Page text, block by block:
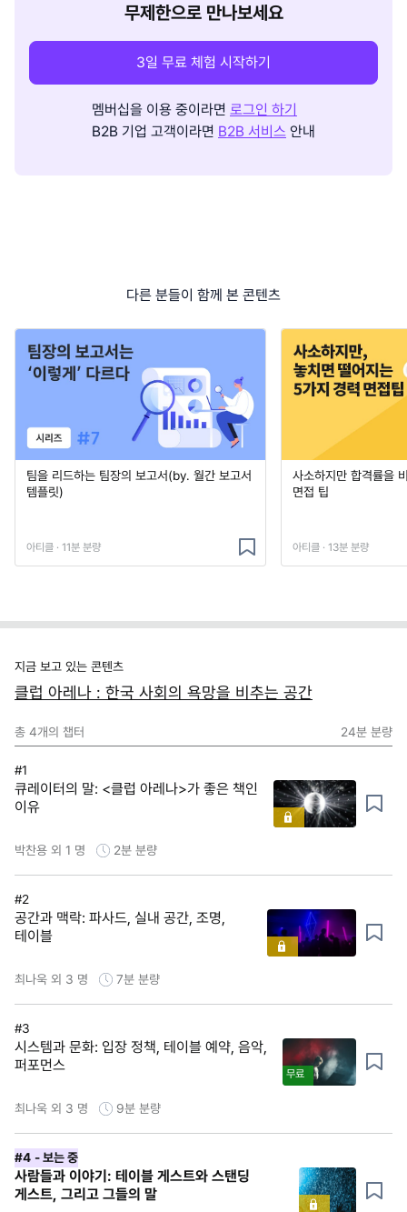
무제한으로 만나보세요
3일 무료 체험 시작하기
멤버십을 이용 중이라면 로그인 하기
B2B 기업 고객이라면 B2B 서비스 안내
다른 분들이 함께 본 콘텐츠
팀을 리드하는 팀장의 보고서(by. 월간 보고서
템플릿)
아티클 · 11분 분량
사소하지만 합격률을
면접 팁
아티클 · 13분 분량
지금 보고 있는 콘텐츠
클럽 아레나 : 한국 사회의 욕망을 비추는 공간
총 4개의 챕터 24분 분량
#1
큐레이터의 말: <클럽 아레나>가 좋은 책인
이유
박찬용 외 1 명 2분 분량
#2
공간과 맥락: 파사드, 실내 공간, 조명,
테이블
최나욱 외 3 명 7분 분량
#3
시스템과 문화: 입장 정책, 테이블 예약, 음악,
퍼포먼스
무료
최나욱 외 3 명 9분 분량
#4 - 보는 중
사람들과 이야기: 테이블 게스트와 스탠딩
게스트, 그리고 그들의 말